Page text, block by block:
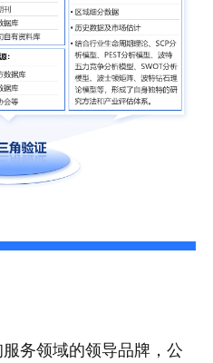
务领域的领导品牌，公